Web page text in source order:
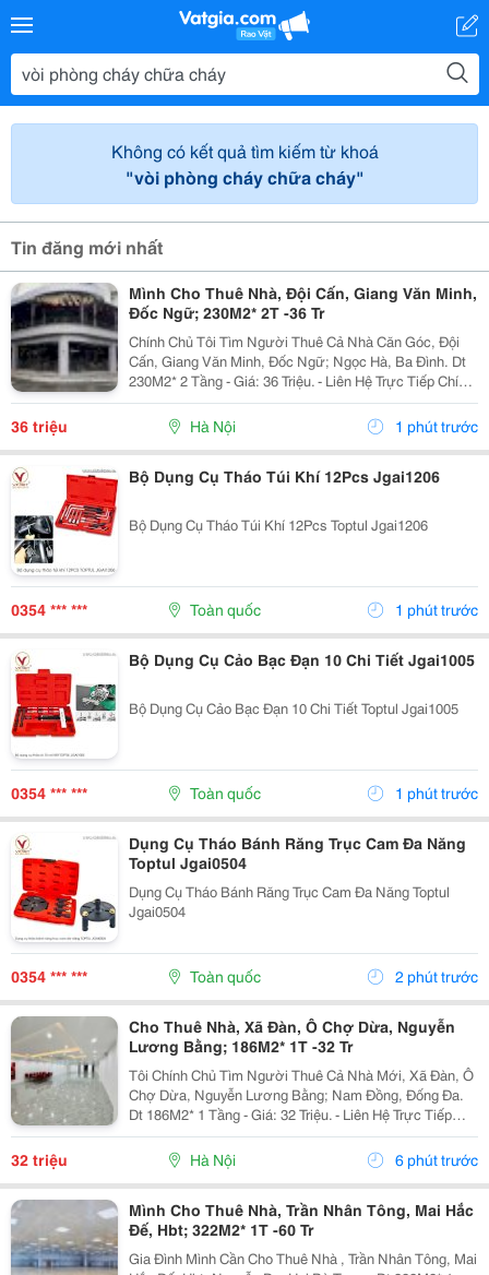
Không có kết quả tìm kiếm từ khoá
"vòi phòng cháy chữa cháy"
Tin đăng mới nhất
Mình Cho Thuê Nhà, Đội Cấn, Giang Văn Minh,
Đốc Ngữ; 230M2* 2T -36 Tr
Chính Chủ Tôi Tìm Người Thuê Cả Nhà Căn Góc, Đội
Cấn, Giang Văn Minh, Đốc Ngữ; Ngọc Hà, Ba Đình. Dt
230M2* 2 Tầng - Giá: 36 Triệu. - Liên Hệ Trực Tiếp Chính
Chủ: 0946004782 - Vỉa Hè Lớn, Mặt Tiền Rộng, Thoáng.
- Vị Trí Ngay Gần Ngã Ba, Khu Đông Dân...
36 triệu Hà Nội 1 phút trước
Bộ Dụng Cụ Tháo Túi Khí 12Pcs Jgai1206
Bộ Dụng Cụ Tháo Túi Khí 12Pcs Toptul Jgai1206
0354 *** *** Toàn quốc 1 phút trước
Bộ Dụng Cụ Cảo Bạc Đạn 10 Chi Tiết Jgai1005
Bộ Dụng Cụ Cảo Bạc Đạn 10 Chi Tiết Toptul Jgai1005
0354 *** *** Toàn quốc 1 phút trước
Dụng Cụ Tháo Bánh Răng Trục Cam Đa Năng
Toptul Jgai0504
Dụng Cụ Tháo Bánh Răng Trục Cam Đa Năng Toptul
Jgai0504
0354 *** *** Toàn quốc 2 phút trước
Cho Thuê Nhà, Xã Đàn, Ô Chợ Dừa, Nguyễn
Lương Bằng; 186M2* 1T -32 Tr
Tôi Chính Chủ Tìm Người Thuê Cả Nhà Mới, Xã Đàn, Ô
Chợ Dừa, Nguyễn Lương Bằng; Nam Đồng, Đống Đa.
Dt 186M2* 1 Tầng - Giá: 32 Triệu. - Liên Hệ Trực Tiếp
Chính Chủ: 0988289962 - Vỉa Hè Lớn, Mặt Tiền Rộng,
Thoáng. - Vị Trí Ngay Gần Ngã Ba, Khu Đông Dân...
32 triệu Hà Nội 6 phút trước
Mình Cho Thuê Nhà, Trần Nhân Tông, Mai Hắc
Đế, Hbt; 322M2* 1T -60 Tr
Gia Đình Mình Cần Cho Thuê Nhà , Trần Nhân Tông, Mai